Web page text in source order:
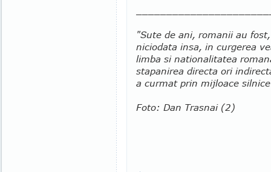
"Sute de ani, romanii au
niciodata insa, in curgerea
limba si nationalitatea
stapanirea directa ori
a curmat prin mijloace
Foto: Dan Trasnai (2)